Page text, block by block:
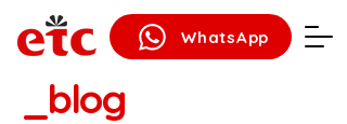
WhatsApp
_blog